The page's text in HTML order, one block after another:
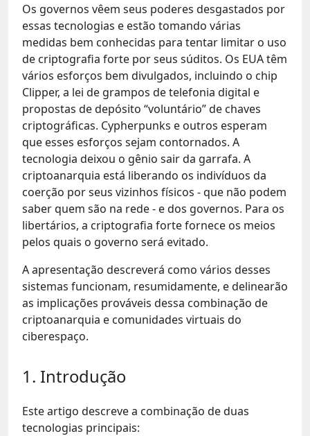
Os governos vêem seus poderes desgastados por
essas tecnologias e estão tomando várias
medidas bem conhecidas para tentar limitar o uso
de criptografia forte por seus súditos. Os EUA têm
vários esforços bem divulgados, incluindo o chip
Clipper, a lei de grampos de telefonia digital e
propostas de depósito “voluntário” de chaves
criptográficas. Cypherpunks e outros esperam
que esses esforços sejam contornados. A
tecnologia deixou o gênio sair da garrafa. A
criptoanarquia está liberando os indivíduos da
coerção por seus vizinhos físicos - que não podem
saber quem são na rede - e dos governos. Para os
libertários, a criptografia forte fornece os meios
pelos quais o governo será evitado.
A apresentação descreverá como vários desses
sistemas funcionam, resumidamente, e delinearão
as implicações prováveis ​​dessa combinação de
criptoanarquia e comunidades virtuais do
ciberespaço.
1. Introdução
Este artigo descreve a combinação de duas
tecnologias principais: